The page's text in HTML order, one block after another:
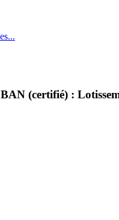
(certifié) :